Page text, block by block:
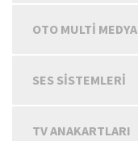
OTO MULTİ MEDYA
SES SISTEMLERI
TV ANAKARTLARI